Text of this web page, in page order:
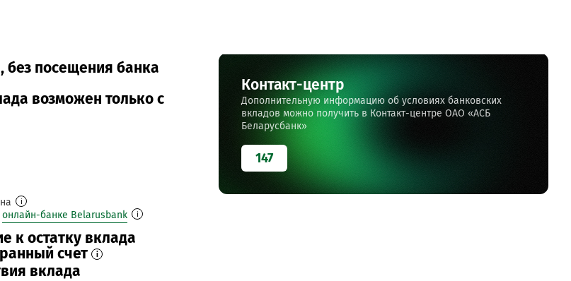
посещения банка
возможен только с
i
онлайн-банке Belarusbank i
к остатку вклада
счет
i
вклада
Контакт-центр
Дополнительную информацию об условиях банковских
вкладов можно получить в Контакт-центре ОАО «АСБ
Беларусбанк»
147